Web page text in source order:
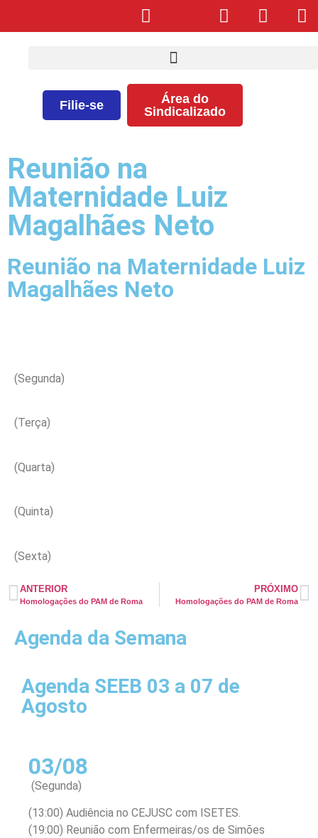
Filie-se
Área do
Sindicalizado
Reunião na
Maternidade Luiz
Magalhães Neto
Reunião na Maternidade Luiz
Magalhães Neto
(Segunda)
(Terça)
(Quarta)
(Quinta)
(Sexta)
ANTERIOR
Homologações do PAM de Roma
PRÓXIMO
Homologações do PAM de Roma
Agenda da Semana
Agenda SEEB 03 a 07 de
Agosto
03/08
(Segunda)
(13:00) Audiência no CEJUSC com ISETES.
(19:00) Reunião com Enfermeiras/os de Simões